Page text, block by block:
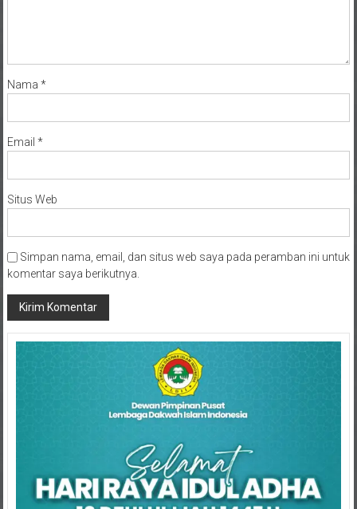
Nama *
Email *
Situs Web
Simpan nama, email, dan situs web saya pada peramban ini untuk
komentar saya berikutnya.